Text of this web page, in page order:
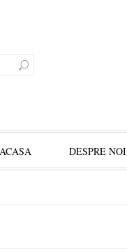
ACASA DESPRE NOI